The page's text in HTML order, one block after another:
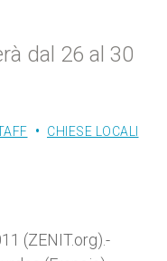
dal 26 al 30
CHIESE LOCALI
(ZENIT.org).-